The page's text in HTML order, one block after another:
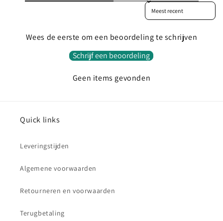
Sort reviews by
Wees de eerste om een beoordeling te schrijven
Schrijf een beoordeling
Geen items gevonden
Quick links
Leveringstijden
Algemene voorwaarden
Retourneren en voorwaarden
Terugbetaling